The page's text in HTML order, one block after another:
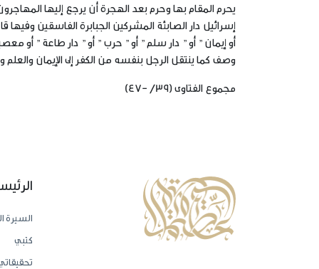
يحرم المقام بها وحرم بعد الهجرة أن يرجع إليها
إسرائيل دار الصابئة المشركين الجبابرة الفاسقين وفيها
أو إيمان ” أو ” دار سلم ” أو ” حرب ” أو ” دار طاعة ” أو
وصف كما ينتقل الرجل بنفسه من الكفر إلى الإيمان
مجموع الفتاوى (39/ -47)
السيرة
كتبي